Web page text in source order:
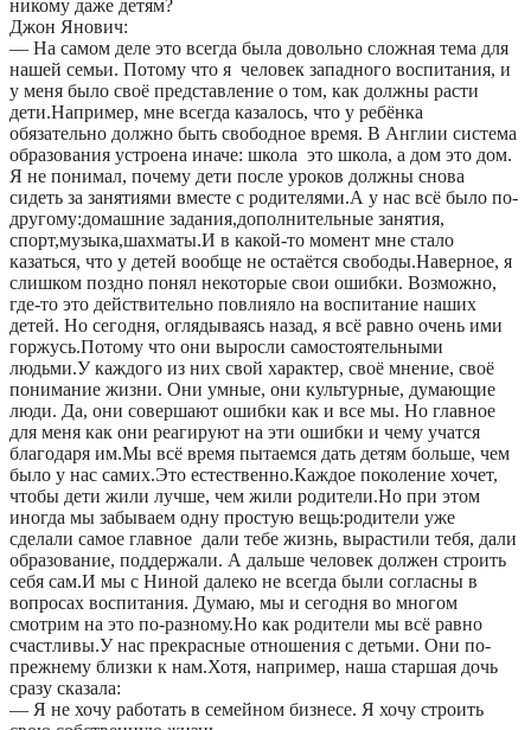
никому даже детям?
Джон Янович:
— На самом деле это всегда была довольно сложная тема для
нашей семьи. Потому что я человек западного воспитания, и
у меня было своё представление о том, как должны расти
дети.Например, мне всегда казалось, что у ребёнка
обязательно должно быть свободное время. В Англии система
образования устроена иначе: школа это школа, а дом это дом.
Я не понимал, почему дети после уроков должны снова
сидеть за занятиями вместе с родителями.А у нас всё было по-
другому:домашние задания,дополнительные занятия,
спорт,музыка,шахматы.И в какой-то момент мне стало
казаться, что у детей вообще не остаётся свободы.Наверное, я
слишком поздно понял некоторые свои ошибки. Возможно,
где-то это действительно повлияло на воспитание наших
детей. Но сегодня, оглядываясь назад, я всё равно очень ими
горжусь.Потому что они выросли самостоятельными
людьми.У каждого из них свой характер, своё мнение, своё
понимание жизни. Они умные, они культурные, думающие
люди. Да, они совершают ошибки как и все мы. Но главное
для меня как они реагируют на эти ошибки и чему учатся
благодаря им.Мы всё время пытаемся дать детям больше, чем
было у нас самих.Это естественно.Каждое поколение хочет,
чтобы дети жили лучше, чем жили родители.Но при этом
иногда мы забываем одну простую вещь:родители уже
сделали самое главное дали тебе жизнь, вырастили тебя, дали
образование, поддержали. А дальше человек должен строить
себя сам.И мы с Ниной далеко не всегда были согласны в
вопросах воспитания. Думаю, мы и сегодня во многом
смотрим на это по-разному.Но как родители мы всё равно
счастливы.У нас прекрасные отношения с детьми. Они по-
прежнему близки к нам.Хотя, например, наша старшая дочь
сразу сказала:
— Я не хочу работать в семейном бизнесе. Я хочу строить